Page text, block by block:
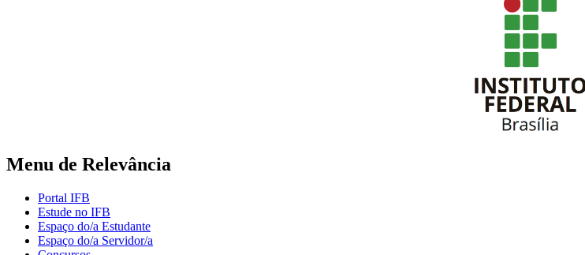
Menu de Relevância
Portal IFB
Estude no IFB
Espaço do/a Estudante
Espaço do/a Servidor/a